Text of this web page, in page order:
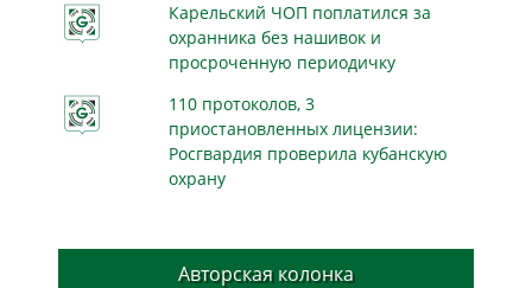
Карельский ЧОП поплатился за
охранника без нашивок и
просроченную периодичку
110 протоколов, 3
приостановленных лицензии:
Росгвардия проверила кубанскую
охрану
Авторская колонка